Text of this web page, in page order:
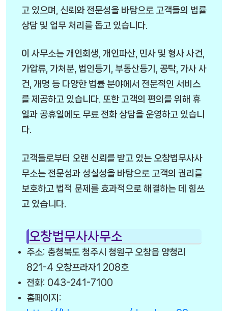
고 있으며, 신뢰와 전문성을 바탕으로 고객들의 법률
상담 및 업무 처리를 돕고 있습니다.
이 사무소는 개인회생, 개인파산, 민사 및 형사 사건,
가압류, 가처분, 법인등기, 부동산등기, 공탁, 가사 사
건, 개명 등 다양한 법률 분야에서 전문적인 서비스
를 제공하고 있습니다. 또한 고객의 편의를 위해 휴
일과 공휴일에도 무료 전화 상담을 운영하고 있습니
다.
고객들로부터 오랜 신뢰를 받고 있는 오창법무사사
무소는 전문성과 성실성을 바탕으로 고객의 권리를
보호하고 법적 문제를 효과적으로 해결하는 데 힘쓰
고 있습니다.
오창법무사사무소
주소: 충청북도 청주시 청원구 오창읍 양청리
821-4 오창프라자1 208호
전화: 043-241-7100
홈페이지: